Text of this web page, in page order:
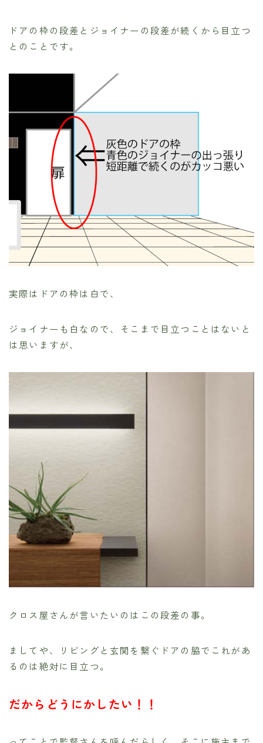
ドアの枠の段差とジョイナーの段差が続くから目立つ
とのことです。
実際はドアの枠は白で、
ジョイナーも白なので、そこまで目立つことはないと
は思いますが、
クロス屋さんが言いたいのはこの段差の事。
ましてや、リビングと玄関を繋ぐドアの脇でこれがあ
るのは絶対に目立つ。
だからどうにかしたい！！